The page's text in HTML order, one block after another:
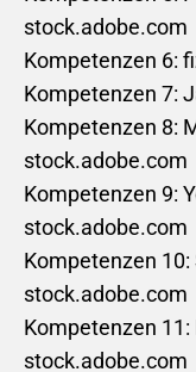
stock.adobe.com
Kompetenzen 6:
Kompetenzen 7:
Kompetenzen 8:
stock.adobe.com
Kompetenzen 9:
stock.adobe.com
Kompetenzen
stock.adobe.com
Kompetenzen
stock.adobe.com